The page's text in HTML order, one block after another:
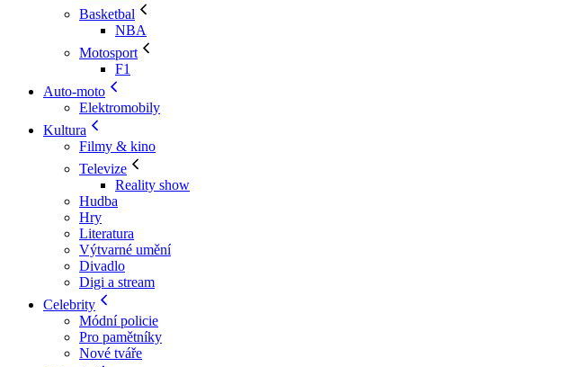
Basketbal
NBA
Motosport
F1
Auto-moto
Elektromobily
Kultura
Filmy & kino
Televize
Reality show
Hudba
Hry
Literatura
Výtvarné umění
Divadlo
Digi a stream
Celebrity
Módní policie
Pro pamětníky
Nové tváře